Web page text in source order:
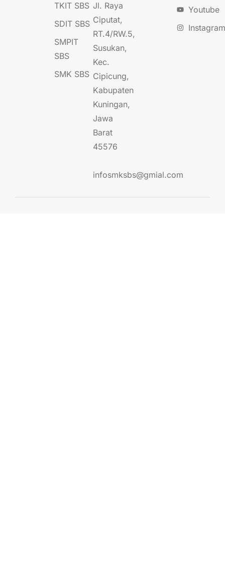
TKIT SBS
SDIT SBS
SMPIT
SBS
SMK SBS
Jl. Raya
Ciputat,
RT.4/RW.5,
Susukan,
Kec.
Cipicung,
Kabupaten
Kuningan,
Jawa
Barat
45576
infosmksbs@gmial.com
Youtube
Instagram